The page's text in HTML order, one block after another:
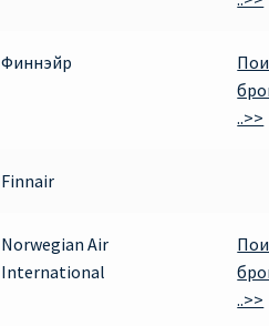
Финнэйр
..>>
Finnair
Norwegian Air
International
..>>